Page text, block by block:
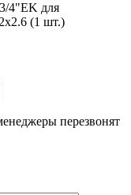
4"EK для
(1 шт.)
перезвонят